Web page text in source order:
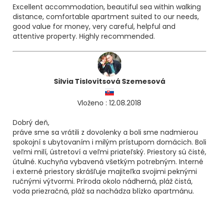
Excellent accommodation, beautiful sea within walking
distance, comfortable apartment suited to our needs,
good value for money, very careful, helpful and
attentive property. Highly recommended.
Silvia Tislovitsová Szemesová
Vloženo : 12.08.2018
Dobrý deň,
práve sme sa vrátili z dovolenky a boli sme nadmierou
spokojní s ubytovaním i milým prístupom domácich. Boli
veľmi milí, ústretoví a veľmi priateľský. Priestory sú čisté,
útulné. Kuchyňa vybavená všetkým potrebným. Interné
i externé priestory skrášľuje majiteľka svojimi peknými
ručnými výtvormi. Príroda okolo nádherná, pláž čistá,
voda priezračná, pláž sa nachádza blízko apartmánu.